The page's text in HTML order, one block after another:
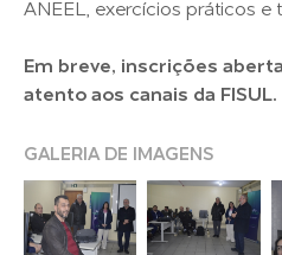
ANEEL, exercícios práticos e
Em breve, inscrições
atento aos canais da FISUL.
GALERIA DE IMAGENS